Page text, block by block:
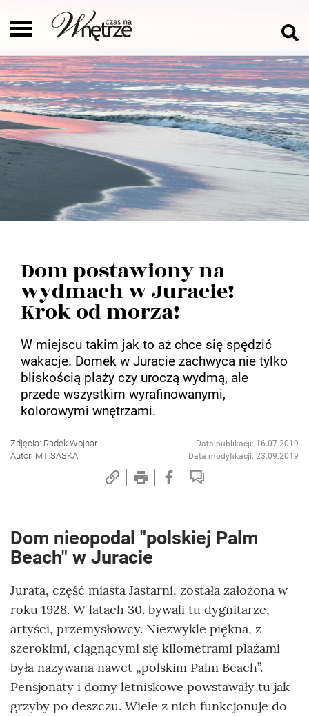
Dom postawiony na
wydmach w Juracie!
Krok od morza!
W miejscu takim jak to aż chce się spędzić
wakacje. Domek w Juracie zachwyca nie tylko
bliskością plaży czy uroczą wydmą, ale
przede wszystkim wyrafinowanymi,
kolorowymi wnętrzami.
Zdjęcia: Radek Wojnar
Autor: MT SASKA
Data publikacji: 16.07.2019
Data modyfikacji: 23.09.2019
Dom nieopodal "polskiej Palm
Beach" w Juracie
Jurata, część miasta Jastarni, została założona w
roku 1928. W latach 30. bywali tu dygnitarze,
artyści, przemysłowcy. Niezwykle piękna, z
szerokimi, ciągnącymi się kilometrami plażami
była nazywana nawet „polskim Palm Beach”.
Pensjonaty i domy letniskowe powstawały tu jak
grzyby po deszczu. Wiele z nich funkcjonuje do